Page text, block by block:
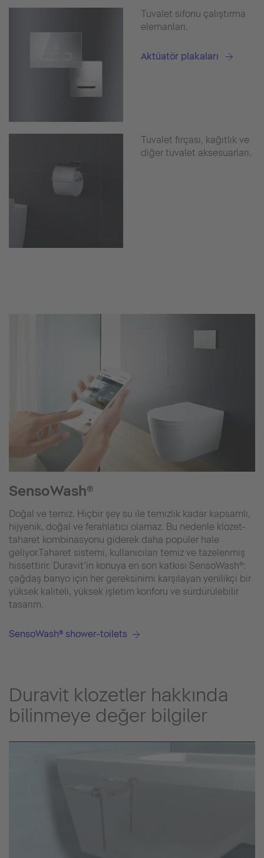
Tuvalet sifonu çalıştırma
elemanları.
Aktüatör plakaları
Tuvalet fırçası, kağıtlık ve
diğer tuvalet aksesuarları.
SensoWash®
Doğal ve temiz. Hiçbir şey su ile temizlik kadar kapsamlı,
hijyenik, doğal ve ferahlatıcı olamaz. Bu nedenle klozet-
taharet kombinasyonu giderek daha popüler hale
geliyor.Taharet sistemi, kullanıcıları temiz ve tazelenmiş
hissettirir. Duravit’in konuya en son katkısı SensoWash®:
çağdaş banyo için her gereksinimi karşılayan yenilikçi bir
yüksek kaliteli, yüksek işletim konforu ve sürdürülebilir
tasarım.
SensoWash® shower-toilets
Duravit klozetler hakkında
bilinmeye değer bilgiler